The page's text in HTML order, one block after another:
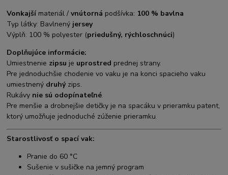
Vonkajší materiál /vnútorná podšívka: 100 % bavlna
Typ látky: Bavlnený jersey
Výplň: 100 % polyester (priedušný, rýchloschnúci)
Doplňujúce informácie:
Umiestnenie zipsu je uprostred prednej strany.
Pre jednoduchšie chodenie vo vaku je na konci spacieho vaku
umiestnený druhý zips.
Rukávy nie sú odopínateľné.
Pre menšie a drobnejšie detičky je na spacáku v prieramku patent,
ktorý umožňuje jednoduché zúženie prieramku.
Starostlivosť o spací vak:
Pranie do 60 °C
Sušenie v sušičke na jemný program